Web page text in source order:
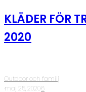
KLÄDER FÖR
2020
Outdoor och familj
·maj 25, 2020·6